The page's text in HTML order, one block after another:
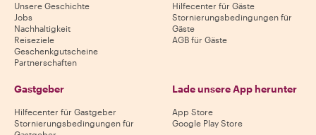
Unsere Geschichte
Jobs
Nachhaltigkeit
Reiseziele
Geschenkgutscheine
Partnerschaften
Hilfecenter für Gäste
Stornierungsbedingungen für
Gäste
AGB für Gäste
Gastgeber
Hilfecenter für Gastgeber
Stornierungsbedingungen für
Lade unsere App herunter
App Store
Google Play Store